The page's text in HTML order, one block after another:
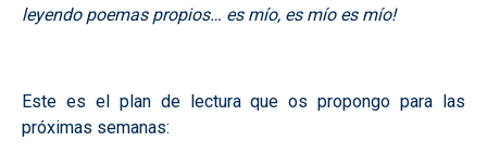
leyendo poemas propios… es mío, es mío es mío!
Este es el plan de lectura que os propongo para las
próximas semanas: